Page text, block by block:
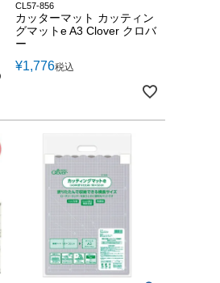
CL57-856
カッターマット カッティン
グマットe A3 Clover クロバ
ー
¥1,776税込